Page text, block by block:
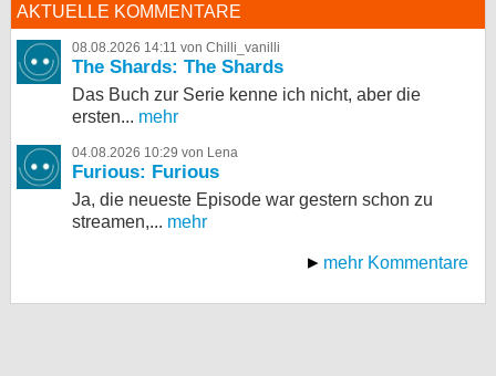
AKTUELLE KOMMENTARE
08.08.2026 14:11 von Chilli_vanilli
The Shards: The Shards
Das Buch zur Serie kenne ich nicht, aber die
ersten... mehr
04.08.2026 10:29 von Lena
Furious: Furious
Ja, die neueste Episode war gestern schon zu
streamen,... mehr
mehr Kommentare